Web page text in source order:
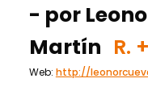
- por
Martín R.
Web: http://